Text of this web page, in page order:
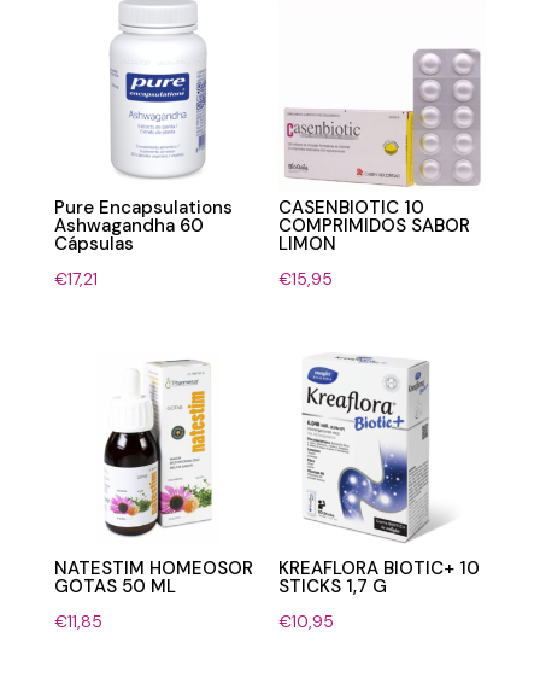
Pure Encapsulations
Ashwagandha 60
Cápsulas
€17,21
CASENBIOTIC 10
COMPRIMIDOS SABOR
LIMON
€15,95
NATESTIM HOMEOSOR
GOTAS 50 ML
€11,85
KREAFLORA BIOTIC+ 10
STICKS 1,7 G
€10,95